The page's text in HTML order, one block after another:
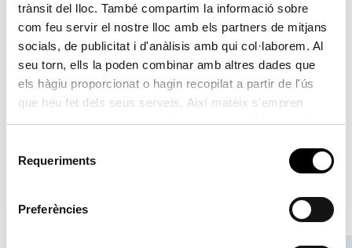
trànsit del lloc. També compartim la informació sobre
com feu servir el nostre lloc amb els partners de mitjans
socials, de publicitat i d'anàlisis amb qui col·laborem. Al
seu torn, ells la poden combinar amb altres dades que
els hàgiu proporcionat o hagin recopilat a partir de l'ús
que heu fet dels seus serveis. Així mateix s'empren
cookies tècniques que resulten imprescindibles per al
acceptació.
Requeriments
Preferències
Post navigation
Previous Post
Previous
El Port de València al Segle
d’or. Prosperitat comercial i
Next Post
Next
València, un Port de postal